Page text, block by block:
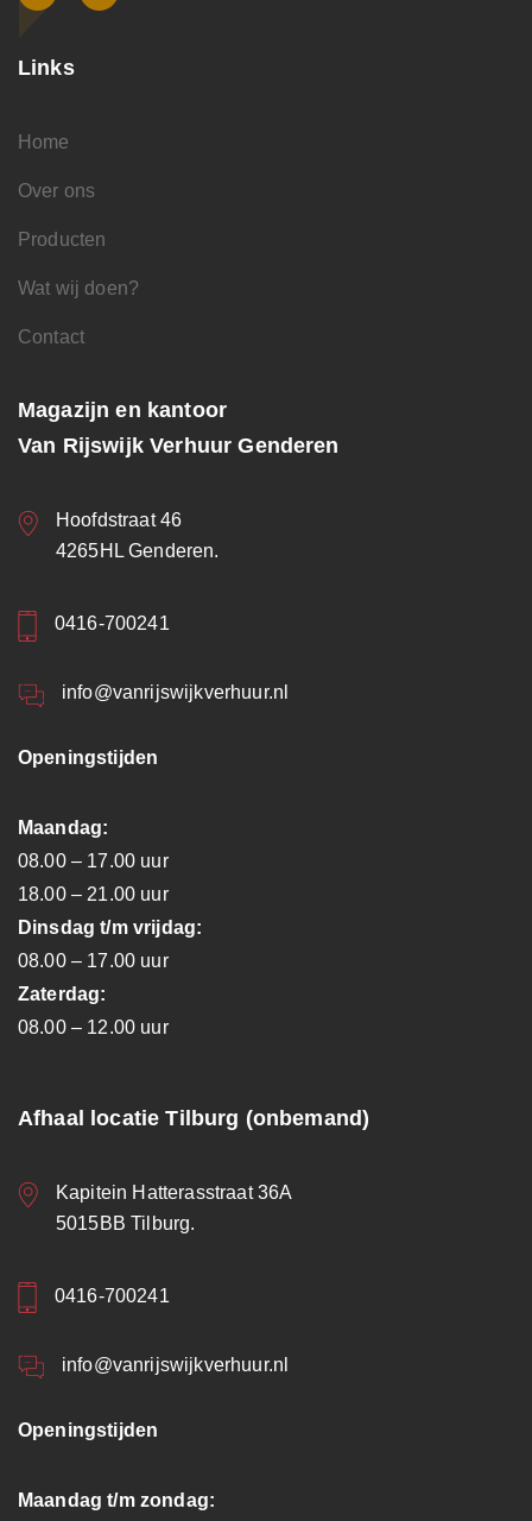
Links
Home
Over ons
Producten
Wat wij doen?
Contact
Magazijn en kantoor
Van Rijswijk Verhuur Genderen
Hoofdstraat 46
4265HL Genderen.
0416-700241
info@vanrijswijkverhuur.nl
Openingstijden
Maandag:
08.00 – 17.00 uur
18.00 – 21.00 uur
Dinsdag t/m vrijdag:
08.00 – 17.00 uur
Zaterdag:
08.00 – 12.00 uur
Afhaal locatie Tilburg (onbemand)
Kapitein Hatterasstraat 36A
5015BB Tilburg.
0416-700241
info@vanrijswijkverhuur.nl
Openingstijden
Maandag t/m zondag: